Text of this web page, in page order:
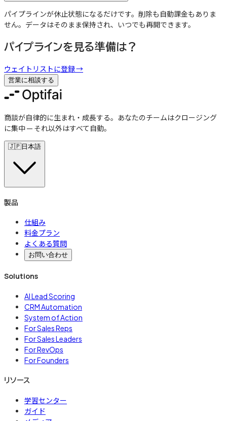
パイプラインが休止状態になるだけです。削除も自動課金もありま
せん。データはそのまま保持され、いつでも再開できます。
パイプラインを見る準備は？
ウェイトリストに登録→
営業に相談する
商談が自律的に生まれ・成長する。あなたのチームはクロージング
に集中 — それ以外はすべて自動。
🇯🇵日本語
製品
仕組み
料金プラン
よくある質問
お問い合わせ
Solutions
AI Lead Scoring
CRM Automation
System of Action
For Sales Reps
For Sales Leaders
For RevOps
For Founders
リソース
学習センター
ガイド